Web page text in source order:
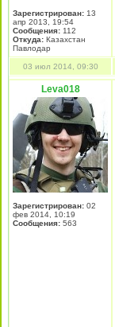
Зарегистрирован: 13
апр 2013, 19:54
Сообщения: 112
Откуда: Казахстан
Павлодар
03 июл 2014, 09:30
Leva018
Зарегистрирован: 02
фев 2014, 10:19
Сообщения: 563